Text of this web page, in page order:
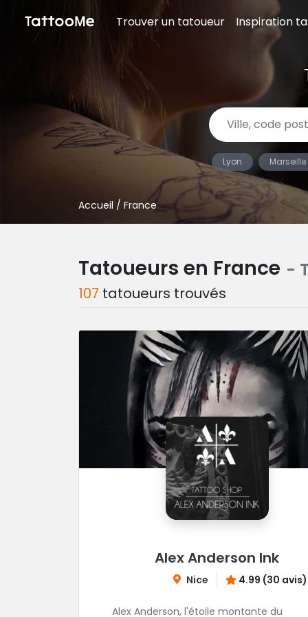
Trouver un tatoueur Inspiration
Lyon Marseille
Accueil / France
Tatoueurs en France -
107 tatoueurs trouvés
Alex Anderson Ink
Nice 4.99 (30 avis)
Alex Anderson, l'étoile montante du